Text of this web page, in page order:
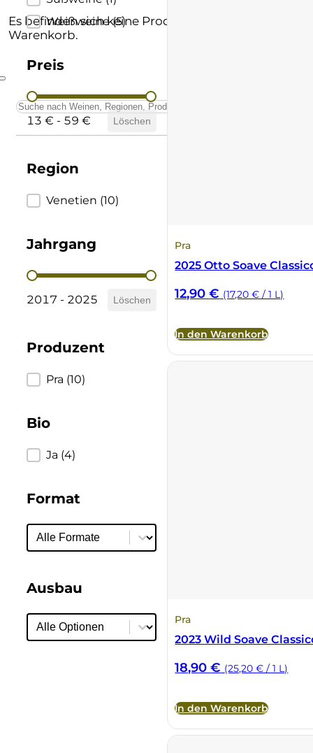
Es befinden sich keine Produkte im
Warenkorb.
Weißweine(5)
Preis
Preis
13 € - 59 € Löschen
Region
Region
Venetien (10)
Jahrgang
Jahrgang
2017 - 2025 Löschen
Produzent
Produzent
Pra (10)
Bio
BioJa (4)
Format
Format
Format
Ausbau
Ausbau
Ausbau
Pra
2025 Otto Soave
12,90€ (17,20 € / 1 L)
In den Warenkorb
Pra
2023 Wild Soave
18,90€ (25,20 € / 1 L)
In den Warenkorb
Andere Formate
Schatzkammer
Lombardei
Piemont
Sardinien
Südtirol
Umbrien
Supertuscan